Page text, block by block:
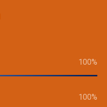
100%
100%